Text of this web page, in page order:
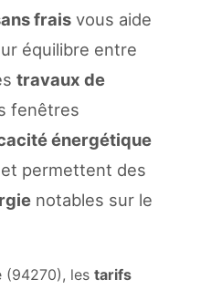
frais vous aide
équilibre entre
travaux de
fenêtres
énergétique
permettent des
notables sur le
(94270), les tarifs